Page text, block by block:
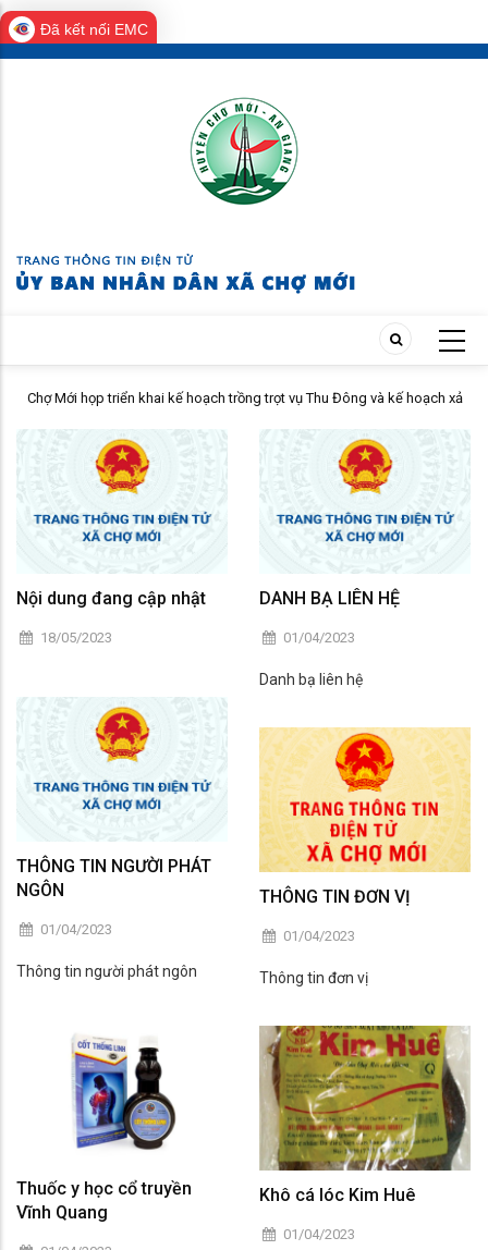
Đã kết nối EMC
Skip
Chợ Mới họp triển khai kế hoạch trồng trọt vụ Thu Đông và kế hoạch xả
lũ
Nội dung đang cập nhật
18/05/2023
DANH BẠ LIÊN HỆ
01/04/2023
Danh bạ liên hệ
THÔNG TIN NGƯỜI PHÁT
NGÔN
01/04/2023
Thông tin người phát ngôn
THÔNG TIN ĐƠN VỊ
01/04/2023
Thông tin đơn vị
Thuốc y học cổ truyền
Vĩnh Quang
Khô cá lóc Kim Huê
01/04/2023